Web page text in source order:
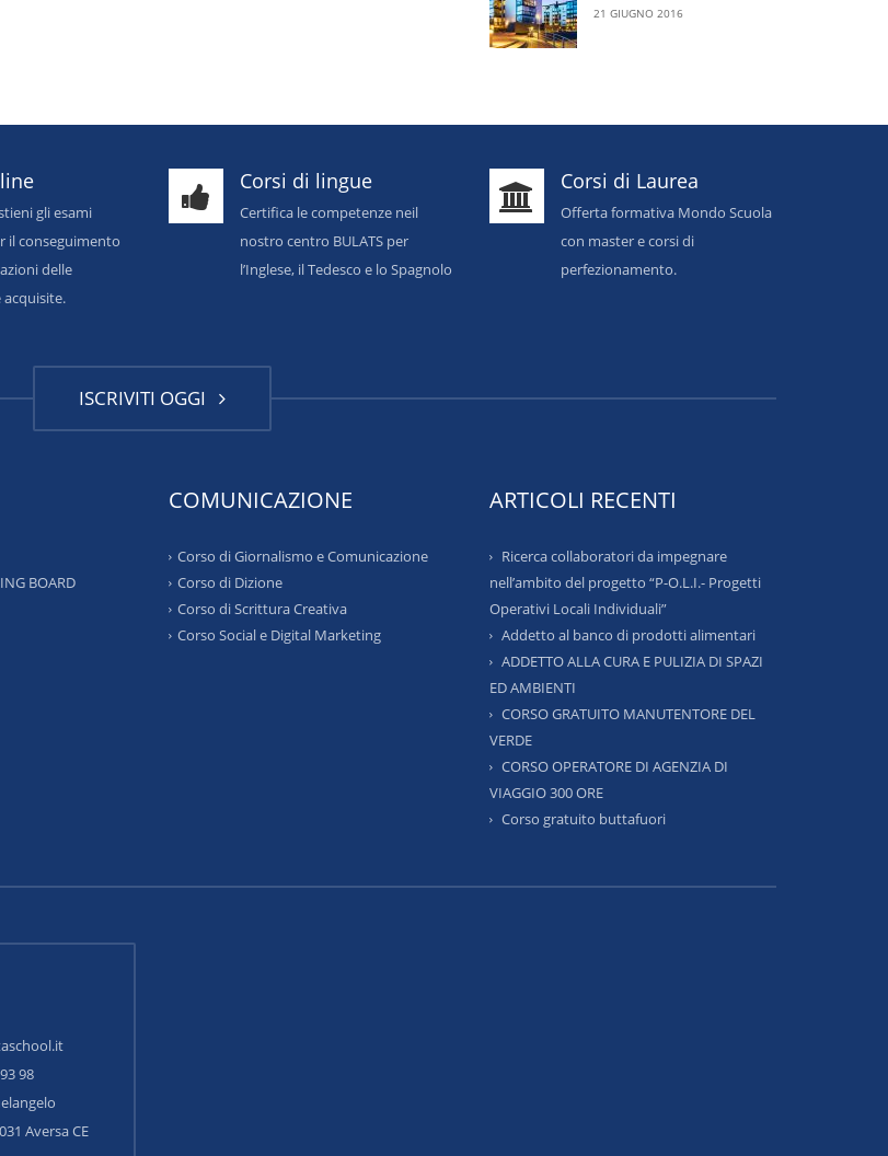
21 GIUGNO 2016
gli esami
il conseguimento
delle
Corsi di lingue
Certifica le competenze neil
nostro centro BULATS per
l’Inglese, il Tedesco e lo Spagnolo
Corsi di Laurea
Offerta formativa Mondo Scuola
con master e corsi di
perfezionamento.
ISCRIVITI OGGI
BOARD
COMUNICAZIONE
Corso di Giornalismo e Comunicazione
Corso di Dizione
Corso di Scrittura Creativa
Corso Social e Digital Marketing
ARTICOLI RECENTI
Ricerca collaboratori da impegnare
nell’ambito del progetto “P-O.L.I.- Progetti
Operativi Locali Individuali”
Addetto al banco di prodotti alimentari
ADDETTO ALLA CURA E PULIZIA DI SPAZI
ED AMBIENTI
CORSO GRATUITO MANUTENTORE DEL
VERDE
CORSO OPERATORE DI AGENZIA DI
VIAGGIO 300 ORE
Corso gratuito buttafuori
98
Aversa CE